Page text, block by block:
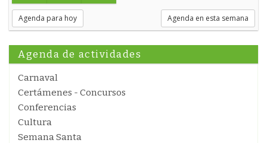
Agenda para hoy Agenda en esta semana
Agenda de actividades
Carnaval
Certámenes - Concursos
Conferencias
Cultura
Semana Santa